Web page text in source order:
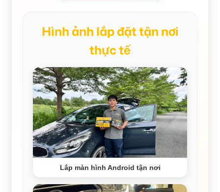
Hình ảnh lắp đặt tận nơi
thực tế
Lắp màn hình Android tận nơi